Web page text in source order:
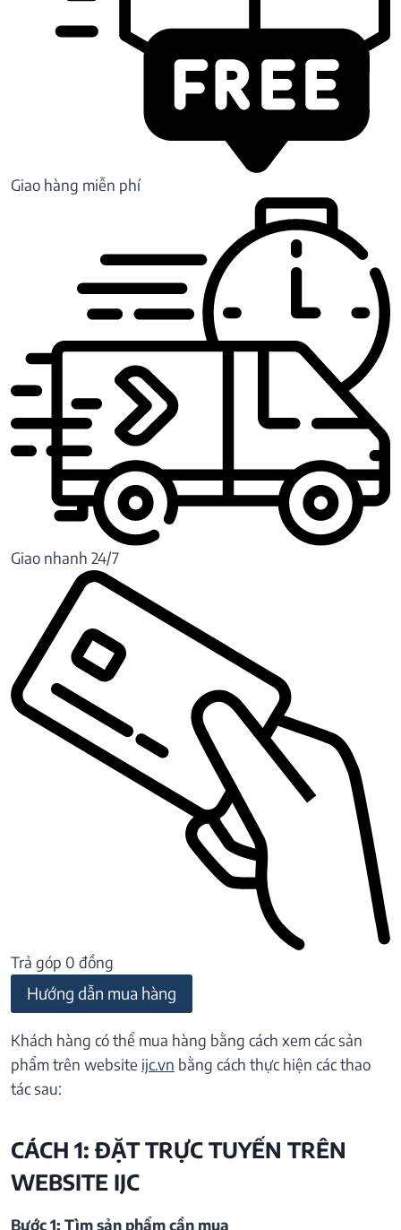
Giao hàng miễn phí
Giao nhanh 24/7
Trả góp 0 đồng
Hướng dẫn mua hàng
Khách hàng có thể mua hàng bằng cách xem các sản
phẩm trên website ijc.vn bằng cách thực hiện các thao
tác sau:
CÁCH 1: ĐẶT TRỰC TUYẾN TRÊN
WEBSITE IJC
Bước 1: Tìm sản phẩm cần mua